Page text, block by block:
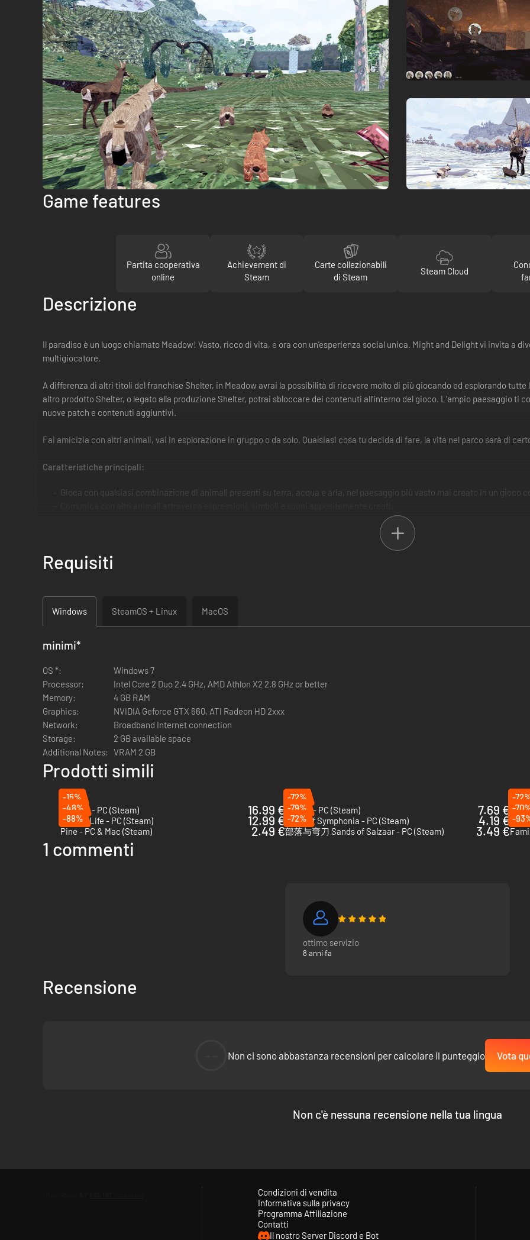
Game features
Partita cooperativa
online
Achievement di
Steam
Carte collezionabili
di Steam
Steam Cloud
Descrizione
Il paradiso è un luogo chiamato Meadow! Vasto, ricco di vita, e ora con un’esperienza social unica. Might and Delight vi invita a
multigiocatore.
A differenza di altri titoli del franchise Shelter, in Meadow avrai la possibilità di ricevere molto di più giocando ed esplorando
altro prodotto Shelter, o legato alla produzione Shelter, potrai sbloccare dei contenuti all’interno del gioco. L’ampio paesaggio ti
nuove patch e contenuti aggiuntivi.
Fai amicizia con altri animali, vai in esplorazione in gruppo o da solo. Qualsiasi cosa tu decida di fare, la vita nel parco sarà di
Caratteristiche principali:
Gioca con qualsiasi combinazione di animali presenti su terra, acqua e aria, nel paesaggio più vasto mai creato in un gioco
Vai alla tana per scegliere fino a 9 diversi animali, più di 60 aspetti e più di 90 espressioni e simboli da sbloccare.
Nuova colonna sonora originale a cura di Retro Family.
Prodotti Shelter in Meadow
Possedere un qualsiasi altro gioco Shelter sbloccherà l’abilità di giocare con uno specifico animale (es. avere 2 prodotti
Possedere tutti i giochi (senza includere colonne sonore o libri) ti darà la possibilità di giocare nei panni dell’adorabile
Ottieni opzioni audio uniche combinando le colonne sonore.
Possedere i nostri libri interattivi sbloccherà delle espressioni uniche in 3D.
Per chi invece possegga o collezioni l’intero catalogo Shelter, sarà possibile sbloccare l’abilità di giocare nei panni di un
Requisiti
Windows SteamOS + Linux MacOS
minimi*
OS *:
Windows 7
Processor:
Intel Core 2 Duo 2.4 GHz, AMD Athlon X2 2.8 GHz or better
Memory:
4 GB RAM
Graphics:
NVIDIA Geforce GTX 660, ATI Radeon HD 2xxx
Network:
Broadband Internet connection
Storage:
2 GB available space
Additional Notes: VRAM 2 GB
Prodotti simili
-15%
Farever - PC (Steam)
16.99 €
-72%
Kenshi - PC (Steam)
7.69 €
-
The
-48%
Wobbly Life - PC (Steam)
12.99 €
-79%
Tales of Symphonia - PC (Steam)
4.19 €
-
To
-88%
Pine - PC & Mac (Steam)
2.49 €
-72%
部落与弯刀 Sands of Salzaar - PC (Steam)
3.49 €
-
1 commenti
ottimo servizio
8 anni fa
Recensione
Non ci sono abbastanza recensioni per calcolare il punteggio Vota
Non c'è nessuna recensione nella tua lingua
Condizioni di vendita
Informativa sulla privacy
Programma Affiliazione
Contatti
Il nostro Server Discord e Bot